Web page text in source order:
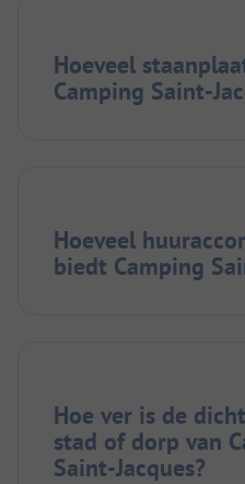
Hoeveel
Camping Saint-
Hoeveel
biedt Camping
Hoe ver is de
stad of dorp van
Saint-Jacques?